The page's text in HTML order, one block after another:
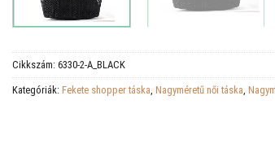
Cikkszám: 6330-2-A_BLACK
Kategóriák: Fekete shopper táska Nagyméretű női táska